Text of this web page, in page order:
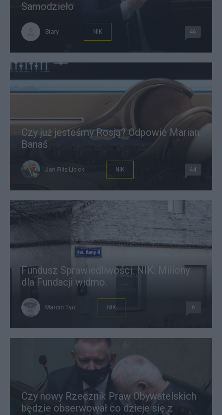
Samodzieło
Stary NIK 46
Czy już jesteśmy Rosją? Odpowie Marian
Banaś
Jan Filip Libicki NIK 44
Fundusz Sprawiedliwości. NIK: Miliony
dla Fundacji widmo.
Marcin Tyc NIK 6
Czy nowy Rzecznik Praw Obywatelskich
będzie obserwował co dzieje się z